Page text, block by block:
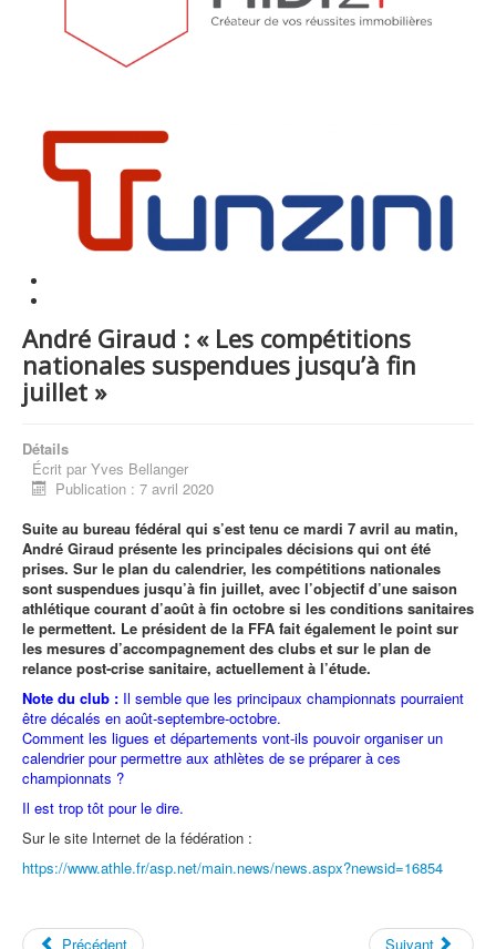
André Giraud : « Les compétitions
nationales suspendues jusqu’à fin
juillet »
Détails
Écrit par Yves Bellanger
Publication : 7 avril 2020
Suite au bureau fédéral qui s’est tenu ce mardi 7 avril au matin,
André Giraud présente les principales décisions qui ont été
prises. Sur le plan du calendrier, les compétitions nationales
sont suspendues jusqu’à fin juillet, avec l’objectif d’une saison
athlétique courant d’août à fin octobre si les conditions sanitaires
le permettent. Le président de la FFA fait également le point sur
les mesures d’accompagnement des clubs et sur le plan de
relance post-crise sanitaire, actuellement à l’étude.
Note du club : Il semble que les principaux championnats pourraient
être décalés en août-septembre-octobre.
Comment les ligues et départements vont-ils pouvoir organiser un
calendrier pour permettre aux athlètes de se préparer à ces
championnats ?
Il est trop tôt pour le dire.
Sur le site Internet de la fédération :
https://www.athle.fr/asp.net/main.news/news.aspx?newsid=16854
Précédent Suivant